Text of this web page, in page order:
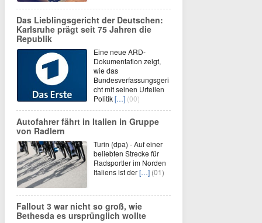
Das Lieblingsgericht der Deutschen:
Karlsruhe prägt seit 75 Jahren die
Republik
Eine neue ARD-
Dokumentation zeigt,
wie das
Bundesverfassungsgeri
cht mit seinen Urteilen
Politik[…] (00)
Autofahrer fährt in Italien in Gruppe
von Radlern
Turin (dpa) - Auf einer
beliebten Strecke für
Radsportler im Norden
Italiens ist der[…] (01)
Fallout 3 war nicht so groß, wie
Bethesda es ursprünglich wollte